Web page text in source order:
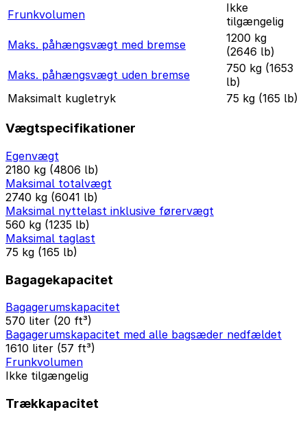
Frunkvolumen
Ikke
tilgængelig
Maks. påhængsvægt med bremse
1200 kg
(2646 lb)
Maks. påhængsvægt uden bremse
750 kg (1653
lb)
Maksimalt kugletryk
75 kg (165 lb)
Vægtspecifikationer
Egenvægt
2180 kg (4806 lb)
Maksimal totalvægt
2740 kg (6041 lb)
Maksimal nyttelast inklusive førervægt
560 kg (1235 lb)
Maksimal taglast
75 kg (165 lb)
Bagagekapacitet
Bagagerumskapacitet
570 liter (20 ft³)
Bagagerumskapacitet med alle bagsæder nedfældet
1610 liter (57 ft³)
Frunkvolumen
Ikke tilgængelig
Trækkapacitet